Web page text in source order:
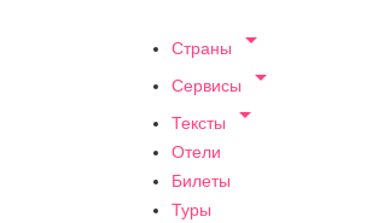
Страны 
Сервисы 
Тексты 
Отели
Билеты
Туры